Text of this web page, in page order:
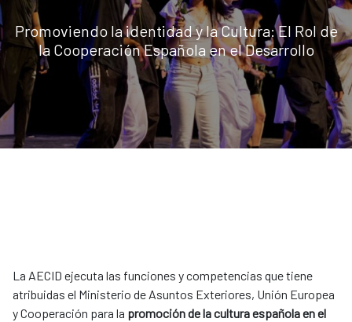
Promoviendo la identidad y la Cultura: El Rol de
la Cooperación Española en el Desarrollo
La AECID ejecuta las funciones y competencias que tiene
atribuidas el Ministerio de Asuntos Exteriores, Unión Europea
y Cooperación para la promoción de la cultura española en el